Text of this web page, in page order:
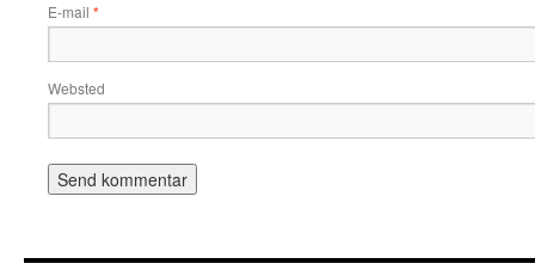
E-mail *
Websted